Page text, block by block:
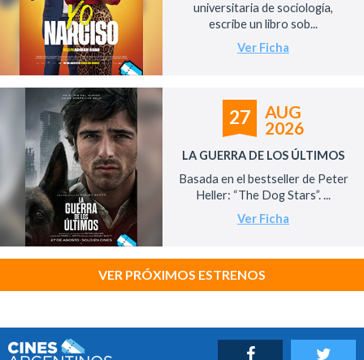
universitaria de sociología,
escribe un libro sob...
Ver Ficha
27
AUG
2026
LA GUERRA DE LOS ÚLTIMOS
Basada en el bestseller de Peter
Heller: “The Dog Stars”. ...
Ver Ficha
VER PRÓXIMOS ESTRENOS